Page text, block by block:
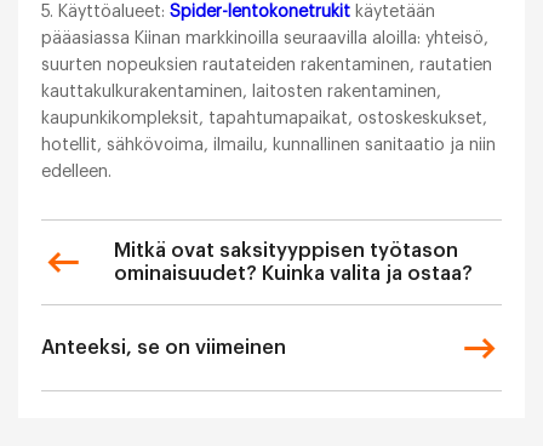
5. Käyttöalueet:Spider-lentokonetrukit käytetään
pääasiassa Kiinan markkinoilla seuraavilla aloilla: yhteisö,
suurten nopeuksien rautateiden rakentaminen, rautatien
kauttakulkurakentaminen, laitosten rakentaminen,
kaupunkikompleksit, tapahtumapaikat, ostoskeskukset,
hotellit, sähkövoima, ilmailu, kunnallinen sanitaatio ja niin
edelleen.
Mitkä ovat saksityyppisen työtason
ominaisuudet? Kuinka valita ja ostaa?
Anteeksi, se on viimeinen